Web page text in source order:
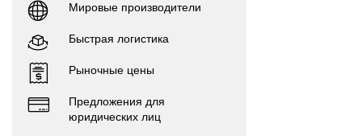
Мировые производители
Быстрая логистика
Рыночные цены
Предложения для
юридических лиц